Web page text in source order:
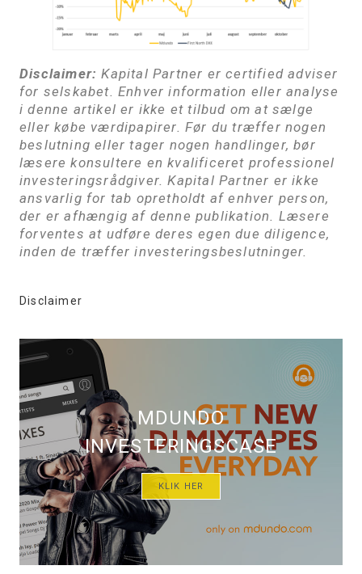
Disclaimer: Kapital Partner er certified adviser
for selskabet. Enhver information eller analyse
i denne artikel er ikke et tilbud om at sælge
eller købe værdipapirer. Før du træffer nogen
beslutning eller tager nogen handlinger, bør
læsere konsultere en kvalificeret professionel
investeringsrådgiver. Kapital Partner er ikke
ansvarlig for tab opretholdt af enhver person,
der er afhængig af denne publikation. Læsere
forventes at udføre deres egen due diligence,
inden de træffer investeringsbeslutninger.
Disclaimer
MDUNDO
INVESTERINGSCASE
KLIK HER